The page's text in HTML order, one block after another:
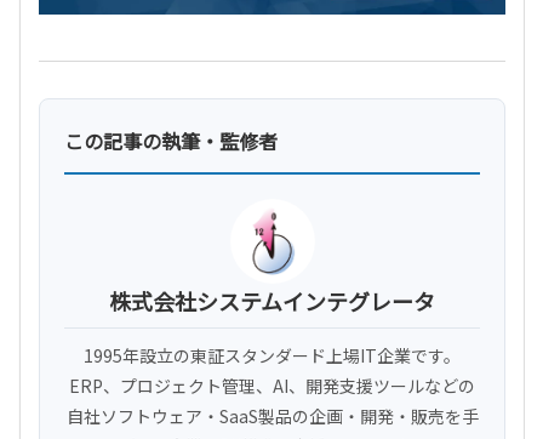
この記事の執筆・監修者
株式会社システムインテグレータ
1995年設立の東証スタンダード上場IT企業です。
ERP、プロジェクト管理、AI、開発支援ツールなどの
自社ソフトウェア・SaaS製品の企画・開発・販売を手